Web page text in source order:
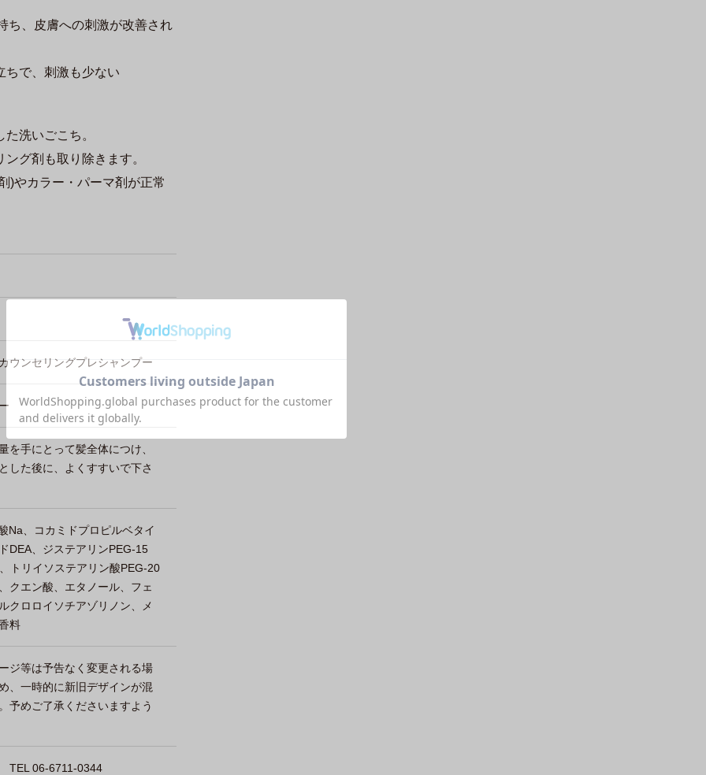
、皮膚への刺激が改善され
で、刺激も少ない
洗いごこち。
グ剤も取り除きます。
)やカラー・パーマ剤が正常
ウンセリングプレシャンプー
を手にとって髪全体につけ、
した後に、よくすすいで下さ
Na、コカミドプロピルベタイ
DEA、ジステアリンPEG-15
トリイソステアリン酸PEG-20
クエン酸、エタノール、フェ
クロロイソチアゾリノン、メ
料
ジ等は予告なく変更される場
、一時的に新旧デザインが混
予めご了承くださいますよう
TEL 06-6711-0344